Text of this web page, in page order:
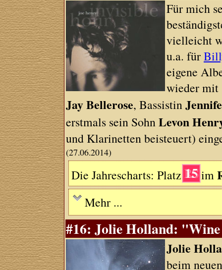
Für mich
vielleicht
u.a. für
eigene
wieder mit
Jay Bellerose, Bassistin
erstmals sein SohnLevon
und Klarinetten beisteuert)
(27.06.2014)
Die Jahrescharts: Platz 15 im
Mehr ...
#16: Jolie Holland:
Jolie
beim